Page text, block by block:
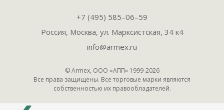
+7 (495) 585–06–59
Россия, Москва, ул. Марксистская, 34 к4
info@armex.ru
© Armex, ООО «АПП» 1999-2026
Все права защищены. Все торговые марки являются
собственностью их правообладателей.